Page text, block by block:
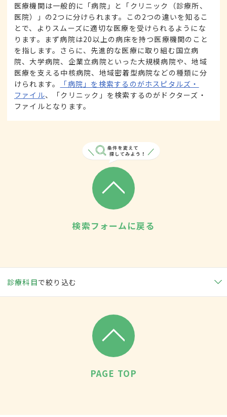
医療機関は一般的に「病院」と「クリニック（診療所、
医院）」の2つに分けられます。この2つの違いを知るこ
とで、よりスムーズに適切な医療を受けられるようにな
ります。まず病院は20以上の病床を持つ医療機関のこと
を指します。さらに、先進的な医療に取り組む国立病
院、大学病院、企業立病院といった大規模病院や、地域
医療を支える中核病院、地域密着型病院などの種類に分
けられます。
「病院」を検索するのがホスピタルズ・
ファイル、「クリニック」を検索するのがドクターズ・
ファイルとなります。
検索フォームに戻る
診療科目で絞り込む
PAGE TOP